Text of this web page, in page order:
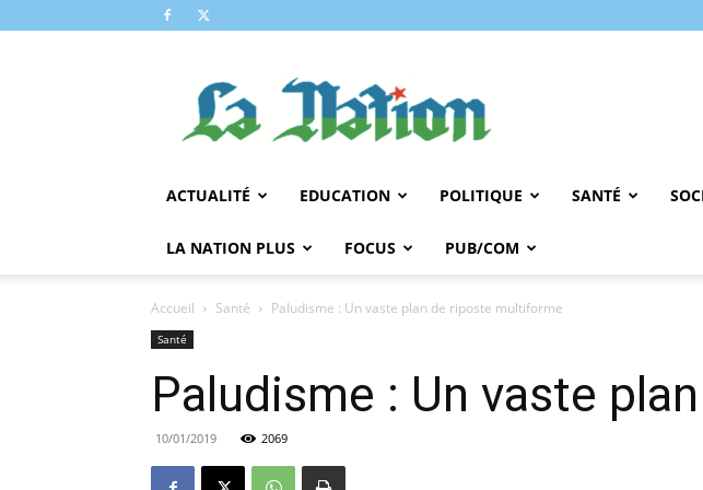
NATION
ACTUALITÉ EDUCATION POLITIQUE SANTÉ
LA NATION PLUS FOCUS PUB/COM
Accueil Santé Paludisme : Un vaste plan de riposte multiforme
Santé
Paludisme : Un vaste
10/01/2019 2069